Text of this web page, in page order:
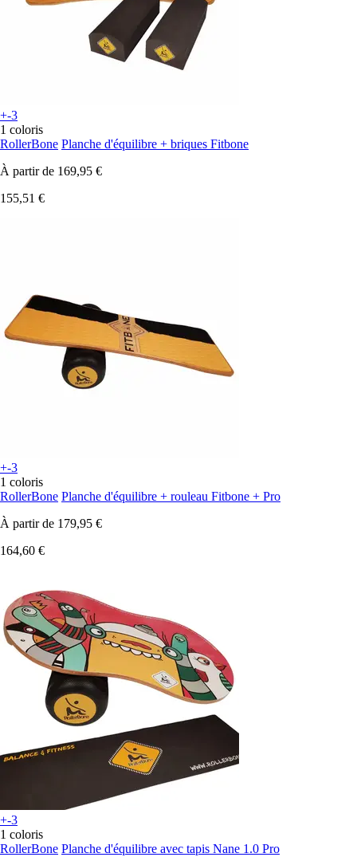
+-3
1 coloris
RollerBone Planche d'équilibre + briques Fitbone
À partir de 169,95 €
155,51 €
+-3
1 coloris
RollerBone Planche d'équilibre + rouleau Fitbone + Pro
À partir de 179,95 €
164,60 €
+-3
1 coloris
RollerBone Planche d'équilibre avec tapis Nane 1.0 Pro